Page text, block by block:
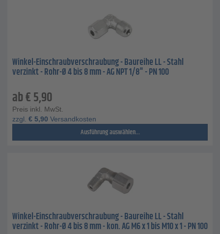
Winkel-Einschraubverschraubung - Baureihe LL - Stahl
verzinkt - Rohr-Ø 4 bis 8 mm - AG NPT 1/8" - PN 100
ab€5,90
Preis inkl. MwSt.
zzgl. € 5,90 Versandkosten
Ausführung auswählen...
Winkel-Einschraubverschraubung - Baureihe LL - Stahl
verzinkt - Rohr-Ø 4 bis 8 mm - kon. AG M6 x 1 bis M10 x 1 - PN 100